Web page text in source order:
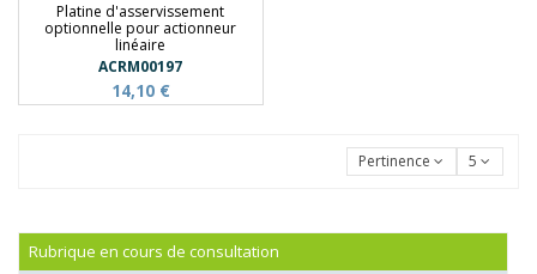
Platine d'asservissement
optionnelle pour actionneur
linéaire
ACRM00197
14,10 €
Pertinence 5
Rubrique en cours de consultation